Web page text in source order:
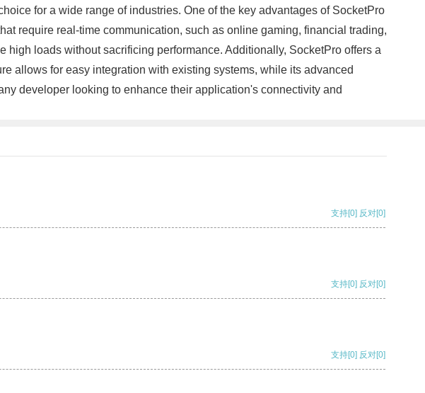
for a wide range of industries. One of the key advantages of SocketPro
require real-time communication, such as online gaming, financial trading,
loads without sacrificing performance. Additionally, SocketPro offers a
allows for easy integration with existing systems, while its advanced
developer looking to enhance their application's connectivity and
支持[0] 反对[0]
支持[0] 反对[0]
支持[0] 反对[0]